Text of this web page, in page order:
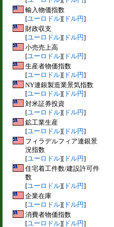
輸入物価指数
[ユーロドル][ ドル円]
財政収支
[ユーロドル][ ドル円]
小売売上高
[ユーロドル][ ドル円]
生産者物価指数
[ユーロドル][ ドル円]
NY連銀製造業景気指数
[ユーロドル][ ドル円]
対米証券投資
[ユーロドル][ ドル円]
鉱工業生産
[ユーロドル][ ドル円]
フィラデルフィア連銀景
況指数
[ユーロドル][ ドル円]
住宅着工件数/建設許可件
数
[ユーロドル][ ドル円]
企業在庫
[ユーロドル][ ドル円]
消費者物価指数
[ユーロドル][ ドル円]